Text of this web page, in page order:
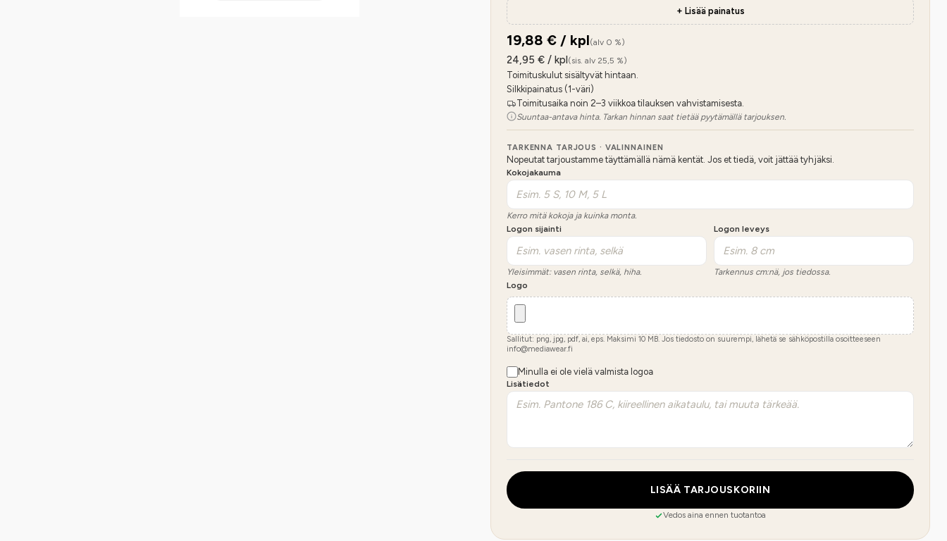
+ Lisää painatus
19,88 € / kpl(alv 0 %)
24,95 € / kpl(sis. alv 25,5 %)
Toimituskulut sisältyvät hintaan.
Silkkipainatus (1-väri)
Toimitusaika noin 2–3 viikkoa tilauksen vahvistamisesta.
Suuntaa-antava hinta. Tarkan hinnan saat tietää pyytämällä tarjouksen.
TARKENNA TARJOUS · VALINNAINEN
Nopeutat tarjoustamme täyttämällä nämä kentät. Jos et tiedä, voit jättää tyhjäksi.
Kokojakauma
Kerro mitä kokoja ja kuinka monta.
Logon sijainti
Yleisimmät: vasen rinta, selkä, hiha.
Logon leveys
Tarkennus cm:nä, jos tiedossa.
Logo
Sallitut: png, jpg, pdf, ai, eps. Maksimi 10 MB. Jos tiedosto on suurempi, lähetä se sähköpostilla osoitteeseen
info@mediawear.fi
Minulla ei ole vielä valmista logoa
Lisätiedot
LISÄÄ TARJOUSKORIIN
Vedos aina ennen tuotantoa